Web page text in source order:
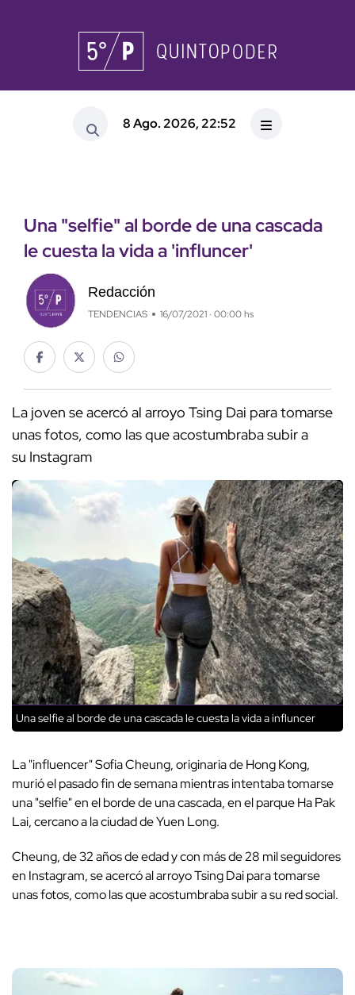
8 Ago. 2026, 22:52
Una "selfie" al borde de una cascada
le cuesta la vida a 'influncer'
Redacción
TENDENCIAS 16/07/2021 · 00:00 hs
La joven se acercó al arroyo Tsing Dai para tomarse
unas fotos, como las que acostumbraba subir a
su Instagram
Una selfie al borde de una cascada le cuesta la vida a influncer
La "influencer" Sofia Cheung, originaria de Hong Kong,
murió el pasado fin de semana mientras intentaba tomarse
una "selfie" en el borde de una cascada, en el parque Ha Pak
Lai, cercano a la ciudad de Yuen Long.
Cheung, de 32 años de edad y con más de 28 mil seguidores
en Instagram, se acercó al arroyo Tsing Dai para tomarse
unas fotos, como las que acostumbraba subir a su red social.